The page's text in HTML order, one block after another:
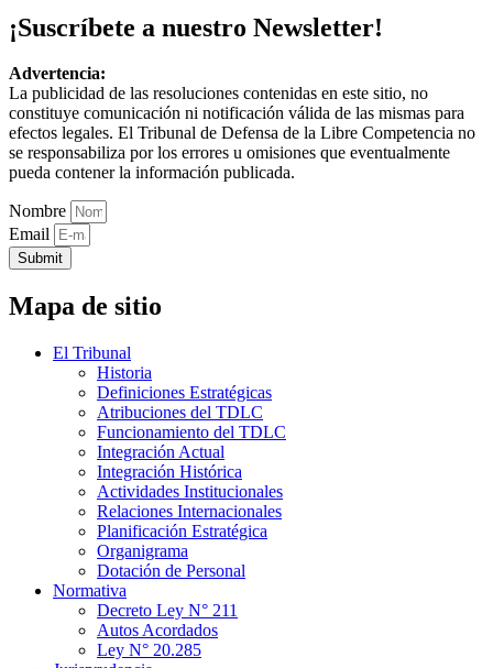
¡Suscríbete a nuestro Newsletter!
Advertencia:
La publicidad de las resoluciones contenidas en este sitio, no
constituye comunicación ni notificación válida de las mismas para
efectos legales. El Tribunal de Defensa de la Libre Competencia no
se responsabiliza por los errores u omisiones que eventualmente
pueda contener la información publicada.
Nombre
Email
Submit
Mapa de sitio
El Tribunal
Historia
Definiciones Estratégicas
Atribuciones del TDLC
Funcionamiento del TDLC
Integración Actual
Integración Histórica
Actividades Institucionales
Relaciones Internacionales
Planificación Estratégica
Organigrama
Dotación de Personal
Normativa
Decreto Ley N° 211
Autos Acordados
Ley N° 20.285